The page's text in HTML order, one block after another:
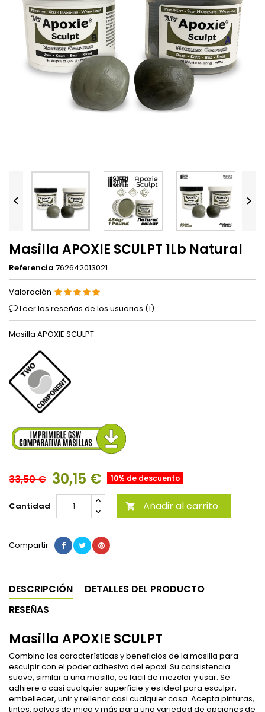
 
Masilla APOXIE SCULPT 1Lb Natural
Referencia 762642013021
Valoración
Leer las reseñas de los usuarios (1)
Masilla APOXIE SCULPT
33,50 € 30,15 € 10% de descuento
Cantidad  Añadir al carrito
Compartir
DESCRIPCIÓN
DETALLES DEL PRODUCTO
RESEÑAS
Masilla APOXIE SCULPT
Combina las características y beneficios de la masilla para
esculpir con el poder adhesivo del epoxi. Su consistencia
suave, similar a una masilla, es fácil de mezclar y usar. Se
adhiere a casi cualquier superficie y es ideal para esculpir,
embellecer, unir y rellenar casi cualquier cosa. Acepta pinturas,
tintes, polvos de mica y más para una variedad de opciones de